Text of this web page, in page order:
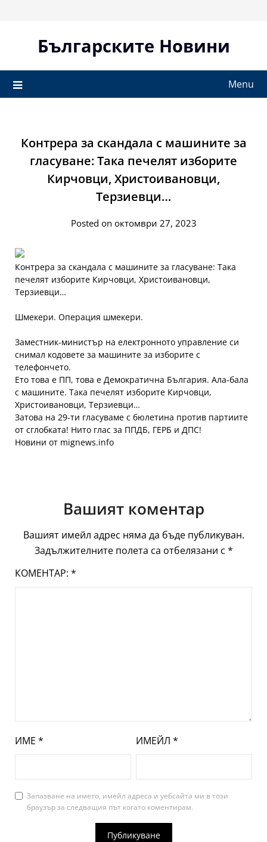
Българските Новини
Menu
Контрера за скандала с машините за
гласуване: Така печелят изборите
Кирчовци, Христоивановци,
Терзиевци…
Posted on октомври 27, 2023
Контрера за скандала с машините за гласуване: Така
печелят изборите Кирчовци, Христоивановци,
Терзиевци…
Шмекери. Операция шмекери.
Заместник-министър на електронното управление си
снимал кодовете за машините за изборите с
телефончето.
Ето това е ПП, това е Демократична България. Ала-бала
с машините. Така печелят изборите Кирчовци,
Христоивановци, Терзиевци…
Затова на 29-ти гласуваме с бюлетина против партиите
от сглобката! Нито глас за ППДБ, ГЕРБ и ДПС!
Новини от mignews.info
Вашият коментар
Вашият имейл адрес няма да бъде публикуван.
Задължителните полета са отбелязани с *
КОМЕНТАР: *
ИМЕ * ИМЕЙЛ *
Запазване на името, имейл адреса и уебсайта ми в този
браузър за следващия път когато коментирам.